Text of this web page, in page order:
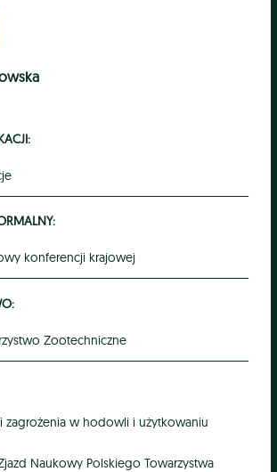
konferencji krajowej
Zootechniczne
zagrożenia w hodowli i użytkowaniu
Naukowy Polskiego Towarzystwa